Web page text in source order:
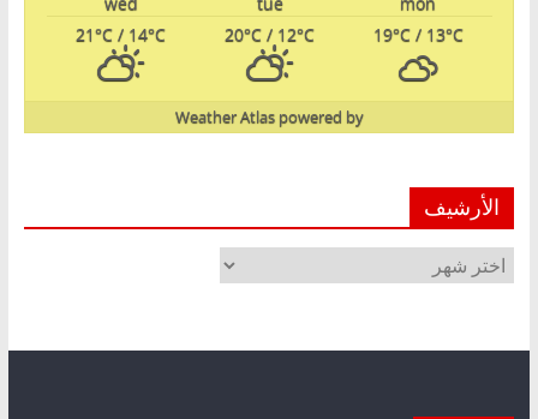
19°C/ 13°C
20°C / 12°C
21°C / 14°C
powered by
Weather Atlas
الأرشيف
الأرشيف